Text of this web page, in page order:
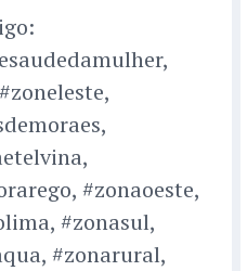
#zonaoeste,
#zonasul,
#zonarural,